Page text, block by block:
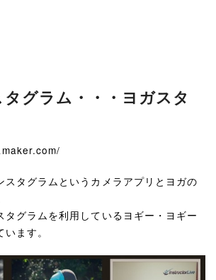
グラム・・・ヨガスタ
スタグラムというカメラアプリとヨガの
タグラムを利用しているヨギー・ヨギー
ます。